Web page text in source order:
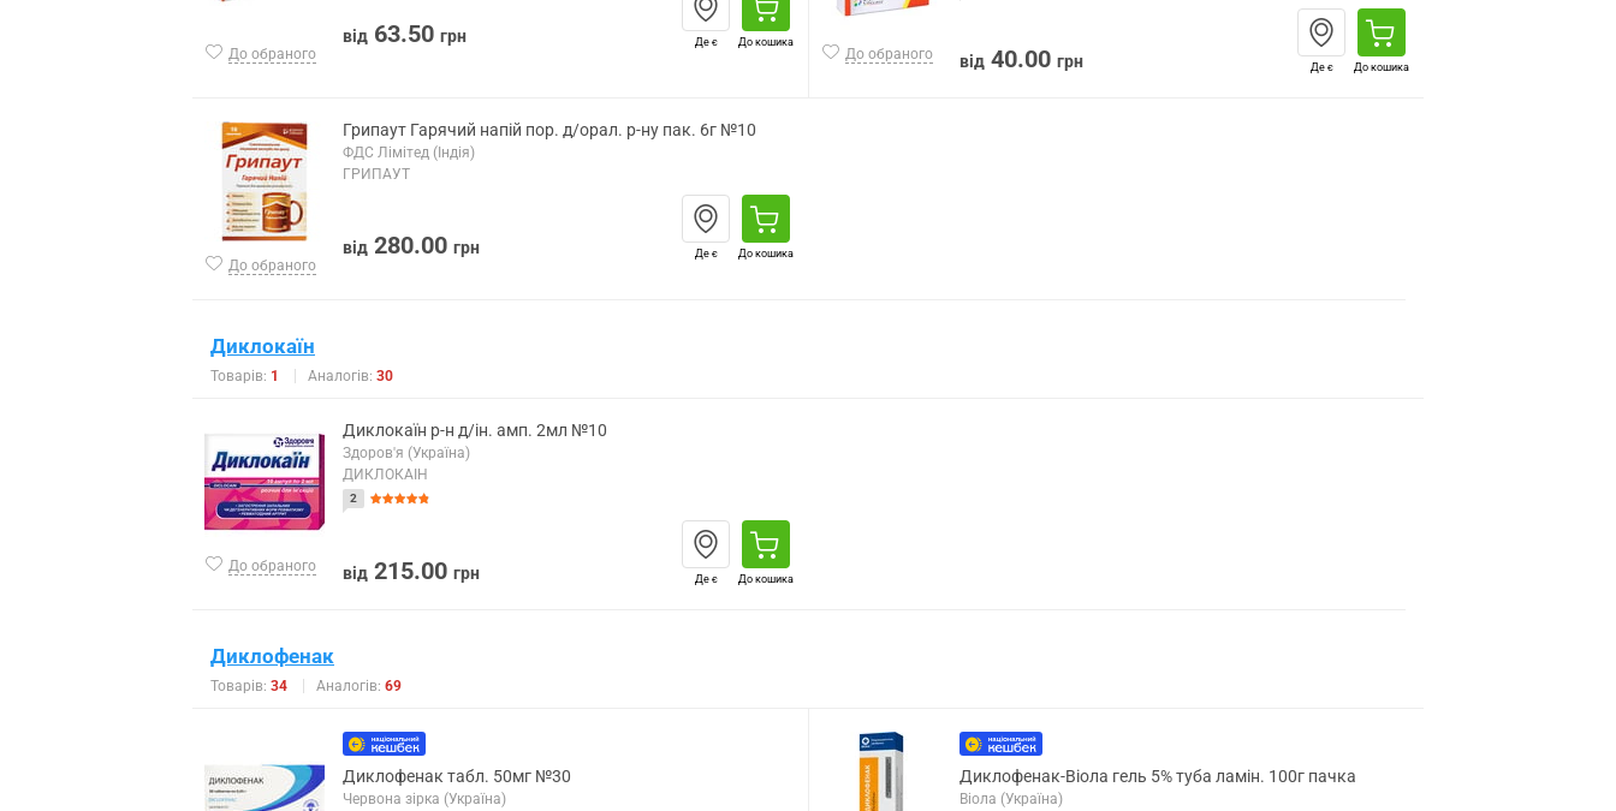
До обраного
від 63.50 грн Де є До кошика
До обраного від 40.00 грн Де є До кошика
До обраного
Грипаут Гарячий напій пор. д/орал. р-ну пак. 6г №10
ФДС Лімітед (Індія)
ГРИПАУТ
від 280.00 грн Де є До кошика
Диклокаїн
Товарів: 1 Аналогів: 30
До обраного
Диклокаїн р-н д/ін. амп. 2мл №10
Здоров'я (Україна)
ДИКЛОКАЇН
2
від 215.00 грн Де є До кошика
Диклофенак
Товарів: 34 Аналогів: 69
Диклофенак табл. 50мг №30
Червона зірка (Україна)
Диклофенак-Віола гель 5% туба ламін. 100г пачка
Віола (Україна)